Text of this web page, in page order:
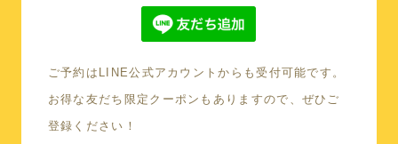
ご予約はLINE公式アカウントからも受付可能です。
お得な友だち限定クーポンもありますので、ぜひご
登録ください！
本館